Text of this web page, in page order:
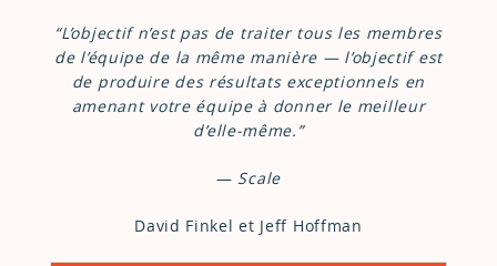
“L’objectif n’est pas de traiter tous les membres
de l’équipe de la même manière — l’objectif est
de produire des résultats exceptionnels en
amenant votre équipe à donner le meilleur
d’elle-même.”
— Scale
David Finkel et Jeff Hoffman